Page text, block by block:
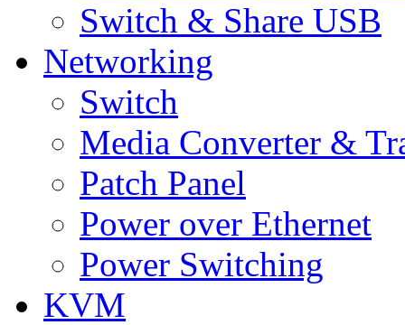
Switch & Share USB
Networking
Switch
Media Converter &
Patch Panel
Power over Ethernet
Power Switching
KVM